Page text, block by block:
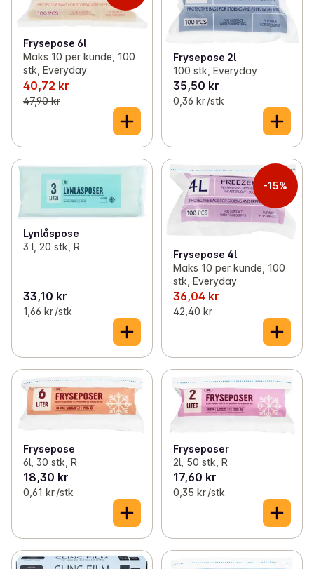
Frysepose 6l
Maks 10 per kunde, 100
stk, Everyday
40,72 kr
47,90 kr
Frysepose 2l
100 stk, Everyday
35,50 kr
0,36 kr /stk
Lynlåspose
3 l, 20 stk, R
33,10 kr
1,66 kr /stk
-15%
Frysepose 4l
Maks 10 per kunde, 100
stk, Everyday
36,04 kr
42,40 kr
Frysepose
6l, 30 stk, R
18,30 kr
0,61 kr /stk
Fryseposer
2l, 50 stk, R
17,60 kr
0,35 kr /stk